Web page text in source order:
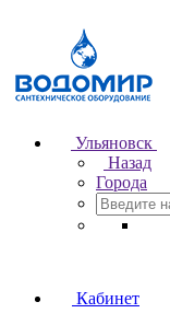
Ульяновск
Назад
Города
Кабинет